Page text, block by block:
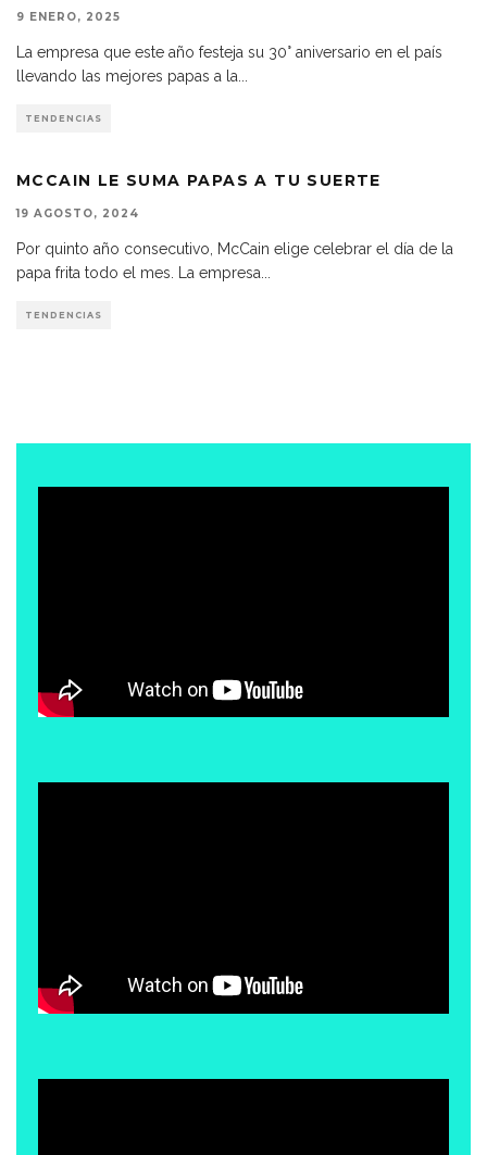
9 ENERO, 2025
La empresa que este año festeja su 30° aniversario en el país
llevando las mejores papas a la
TENDENCIAS
MCCAIN LE SUMA PAPAS A TU SUERTE
19 AGOSTO, 2024
Por quinto año consecutivo, McCain elige celebrar el día de la
papa frita todo el mes. La empresa
TENDENCIAS